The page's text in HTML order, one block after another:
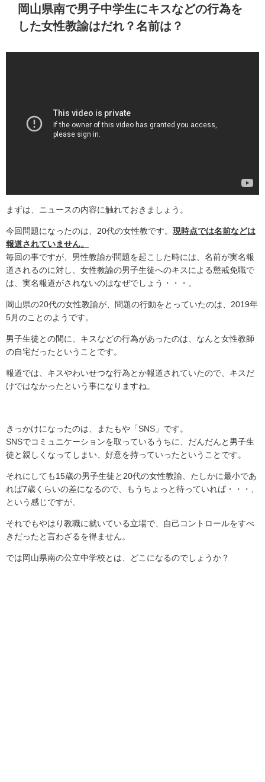
岡山県南で男子中学生にキスなどの行為を
した女性教諭はだれ？名前は？
まずは、ニュースの内容に触れておきましょう。
今回問題になったのは、20代の女性教です。 現時点では名前などは
報道されていません。
毎回の事ですが、男性教諭が問題を起こした時には、名前が実名報
道されるのに対し、女性教諭の男子生徒へのキスによる懲戒免職で
は、実名報道がされないのはなぜでしょう・・・。
岡山県の20代の女性教諭が、問題の行動をとっていたのは、2019年
5月のことのようです。
男子生徒との間に、キスなどの行為があったのは、なんと女性教師
の自宅だったということです。
報道では、キスやわいせつな行為とか報道されていたので、キスだ
けではなかったという事になりますね。
きっかけになったのは、またもや「SNS」です。
SNSでコミュニケーションを取っているうちに、だんだんと男子生
徒と親しくなってしまい、好意を持っていったということです。
それにしても15歳の男子生徒と20代の女性教諭、たしかに最小であ
れば7歳くらいの差になるので、もうちょっと待っていれば・・・、
という感じですが、
それでもやはり教職に就いている立場で、自己コントロールをすべ
きだったと言わざるを得ません。
では岡山県南の公立中学校とは、どこになるのでしょうか？